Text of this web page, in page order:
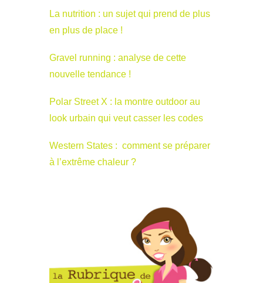
La nutrition : un sujet qui prend de plus
en plus de place !
Gravel running : analyse de cette
nouvelle tendance !
Polar Street X : la montre outdoor au
look urbain qui veut casser les codes
Western States : comment se préparer
à l’extrême chaleur ?